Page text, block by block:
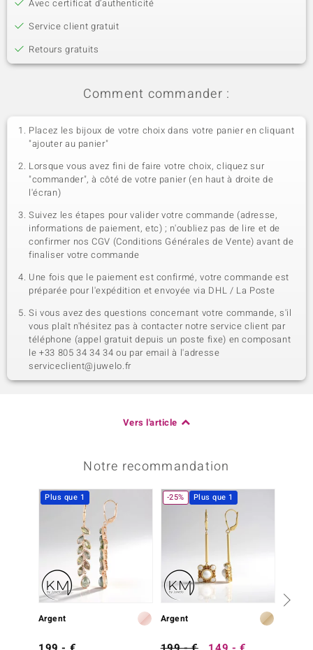
Avec certificat d’authenticité
Service client gratuit
Retours gratuits
Comment commander :
Placez les bijoux de votre choix dans votre panier en cliquant
"ajouter au panier"
Lorsque vous avez fini de faire votre choix, cliquez sur
"commander", à côté de votre panier (en haut à droite de
l'écran)
Suivez les étapes pour valider votre commande (adresse,
informations de paiement, etc) ; n'oubliez pas de lire et de
confirmer nos CGV (Conditions Générales de Vente) avant de
finaliser votre commande
Une fois que le paiement est confirmé, votre commande est
préparée pour l'expédition et envoyée via DHL / La Poste
Si vous avez des questions concernant votre commande, s'il
vous plaît n'hésitez pas à contacter notre service client par
téléphone (appel gratuit depuis un poste fixe) en composant
le +33 805 34 34 34 ou par email à l'adresse
serviceclient@juwelo.fr
Vers l'article
Notre recommandation
Plus que 1
Argent
-25% Plus que 1
Argent